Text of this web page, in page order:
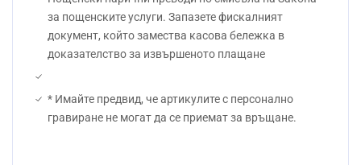
за пощенските услуги. Запазете фискалният
документ, който замества касова бележка в
доказателство за извършеното плащане
* Имайте предвид, че артикулите с персонално
гравиране не могат да се приемат за връщане.